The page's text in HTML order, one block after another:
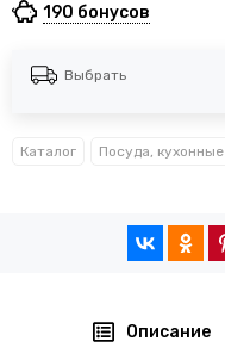
190 бонусов
Выбрать
Каталог
Описание